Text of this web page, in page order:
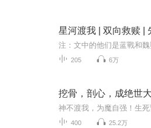
星河渡我 | 双向救赎 |
205 6万
400 25.2万